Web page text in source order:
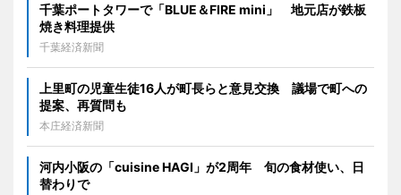
千葉ポートタワーで「BLUE＆FIRE mini」 地元店が鉄板
焼き料理提供
千葉経済新聞
上里町の児童生徒16人が町長らと意見交換 議場で町への
提案、再質問も
本庄経済新聞
河内小阪の「cuisine HAGI」が2周年 旬の食材使い、日
替わりで